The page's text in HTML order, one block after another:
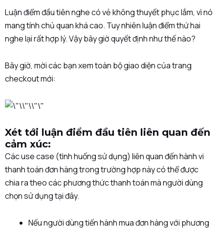
Luận điểm đầu tiên nghe có vẻ không thuyết phục lắm, vì nó
mang tính chủ quan khá cao. Tuy nhiên luận điểm thứ hai
nghe lại rất hợp lý. Vậy bây giờ quyết định như thế nào?
Bây giờ, mời các bạn xem toàn bộ giao diện của trang
checkout mới:
Xét tới luận điểm đầu tiên liên quan đến
cảm xúc:
Các use case (tình huống sử dụng) liên quan đến hành vi
thanh toán đơn hàng trong trường hợp này có thể được
chia ra theo các phương thức thanh toán mà người dùng
chọn sử dụng tại đây.
Nếu người dùng tiến hành mua đơn hàng với phương